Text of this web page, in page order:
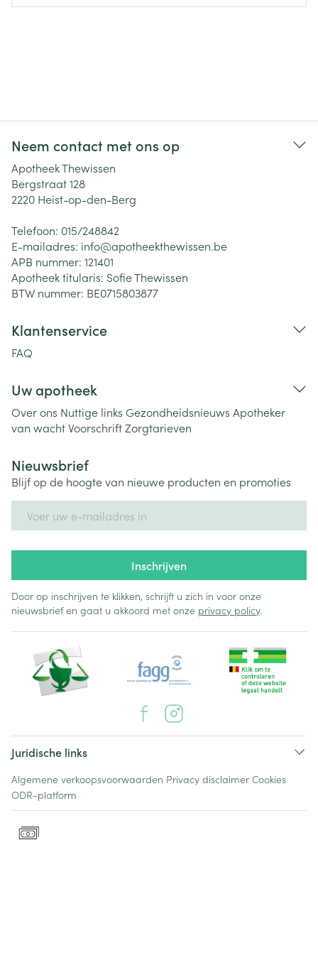
Neem contact met ons op
Apotheek Thewissen
Bergstraat 128
2220 Heist-op-den-Berg
Telefoon: 015/248842
E-mailadres: info@apotheekthewissen.be
APB nummer: 121401
Apotheek titularis: Sofie Thewissen
BTW nummer: BE0715803877
Klantenservice
FAQ
Uw apotheek
Over ons Nuttige links Gezondheidsnieuws Apotheker
van wachtVoorschriftZorgtarieven
Nieuwsbrief
Blijf op de hoogte van nieuwe producten en promoties
Inschrijven
Door op inschrijven te klikken, schrijft u zich in voor onze
nieuwsbrief en gaat u akkoord met onze privacy policy.
Juridische links
Algemene verkoopsvoorwaarden Privacy disclaimer Cookies
ODR-platform